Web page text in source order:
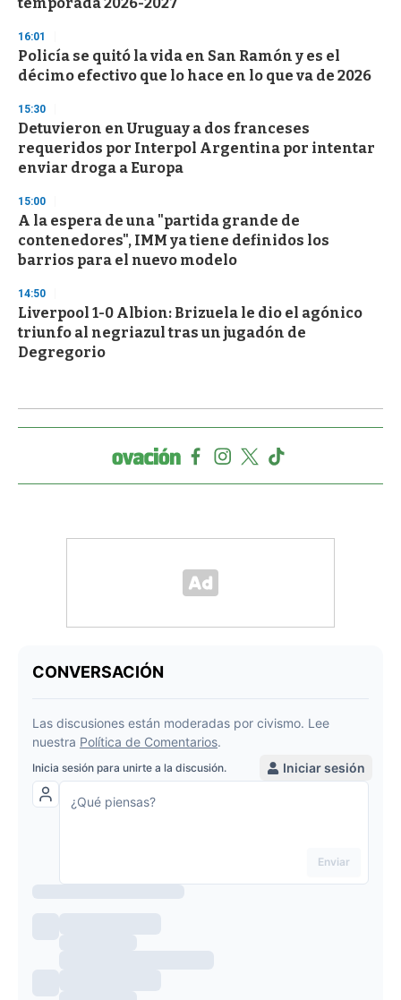
temporada 2026-2027
16:01
Policía se quitó la vida en San Ramón y es el
décimo efectivo que lo hace en lo que va de 2026
15:30
Detuvieron en Uruguay a dos franceses
requeridos por Interpol Argentina por intentar
enviar droga a Europa
15:00
A la espera de una "partida grande de
contenedores", IMM ya tiene definidos los
barrios para el nuevo modelo
14:50
Liverpool 1-0 Albion: Brizuela le dio el agónico
triunfo al negriazul tras un jugadón de
Degregorio